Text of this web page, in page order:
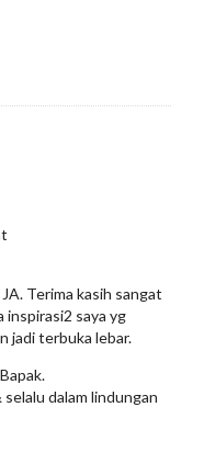
Terima kasih sangat
inspirasi2 saya yg
jadi terbuka lebar.
dalam lindungan